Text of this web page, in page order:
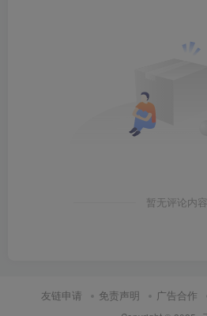
暂无评论内容
友链申请 免责声明 广告合作